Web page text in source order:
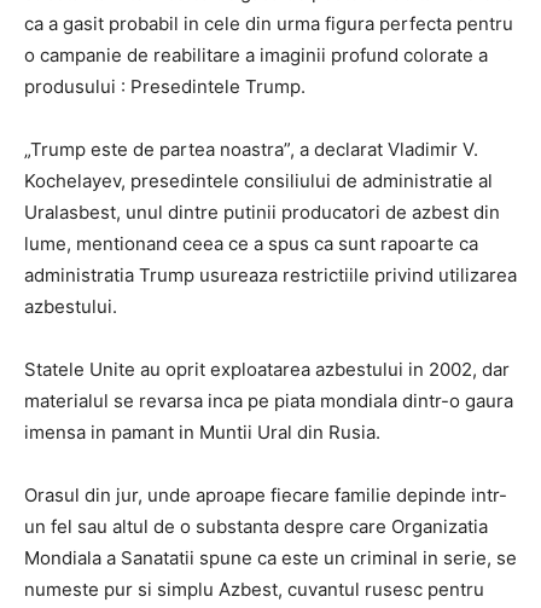
ca a gasit probabil in cele din urma figura perfecta pentru
o campanie de reabilitare a imaginii profund colorate a
produsului : Presedintele Trump.
„Trump este de partea noastra”, a declarat Vladimir V.
Kochelayev, presedintele consiliului de administratie al
Uralasbest, unul dintre putinii producatori de azbest din
lume, mentionand ceea ce a spus ca sunt rapoarte ca
administratia Trump usureaza restrictiile privind utilizarea
azbestului.
Statele Unite au oprit exploatarea azbestului in 2002, dar
materialul se revarsa inca pe piata mondiala dintr-o gaura
imensa in pamant in Muntii Ural din Rusia.
Orasul din jur, unde aproape fiecare familie depinde intr-
un fel sau altul de o substanta despre care Organizatia
Mondiala a Sanatatii spune ca este un criminal in serie, se
numeste pur si simplu Azbest, cuvantul rusesc pentru